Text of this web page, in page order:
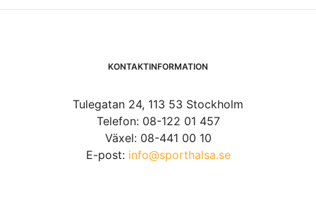
KONTAKTINFORMATION
Tulegatan 24, 113 53 Stockholm
Telefon: 08-122 01 457
Växel: 08-441 00 10
E-post: info@sporthalsa.se